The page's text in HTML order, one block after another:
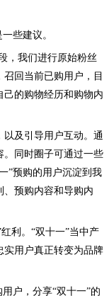
些建议。
，我们进行原始粉丝
回当前已购用户，目
己的购物经历和购物内
以及引导用户互动。通
。同时圈子可通过一些
”预购的用户沉淀到我
、预购内容和导购内
利。“双十一”当中产
实用户真正转变为品牌
户，分享“双十一”的